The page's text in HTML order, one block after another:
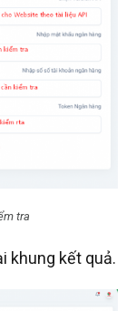
tra
khung kết quả.